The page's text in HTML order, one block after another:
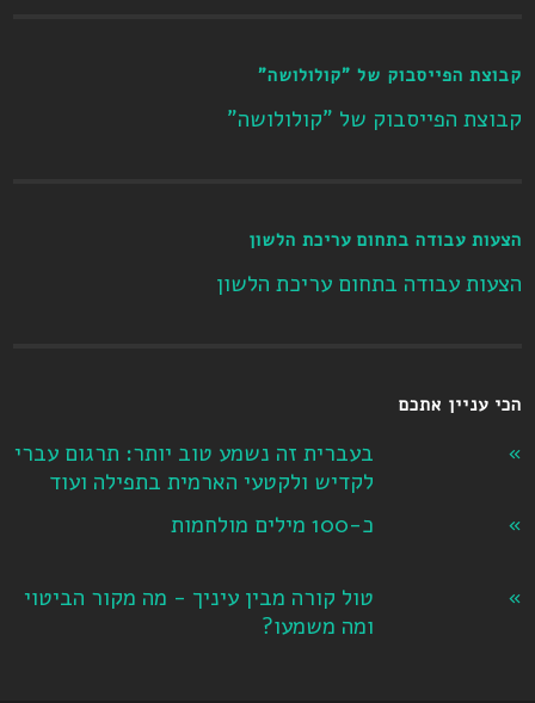
קבוצת הפייסבוק של "קולולושה"
קבוצת הפייסבוק של "קולולושה"
הצעות עבודה בתחום עריכת הלשון
הצעות עבודה בתחום עריכת הלשון
הכי עניין אתכם
בעברית זה נשמע טוב יותר: תרגום עברי
לקדיש ולקטעי הארמית בתפילה ועוד
כ-100 מילים מולחמות
טול קורה מבין עיניך - מה מקור הביטוי
ומה משמעו?